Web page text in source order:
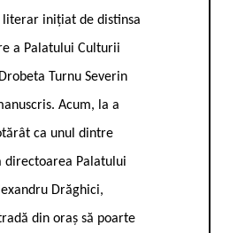
inițiat de distinsa
a Palatului Culturii
Turnu Severin
Acum, la a
ca unul dintre
directoarea Palatului
Drăghici,
din oraș să poarte